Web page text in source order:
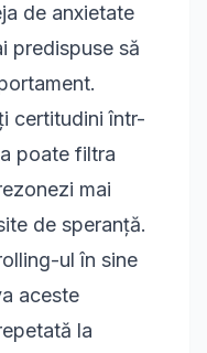
de anxietate
predispuse să
certitudini într-
poate filtra
mai
de speranță.
ul în sine
aceste
la